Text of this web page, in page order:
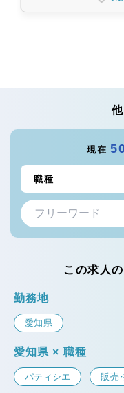
現在
この求人
勤務地
愛知県
愛知県 × 職種
パティシエ 販売